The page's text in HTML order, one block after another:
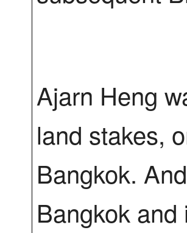
Ajarn Heng
land stakes,
Bangkok.
Bangkok